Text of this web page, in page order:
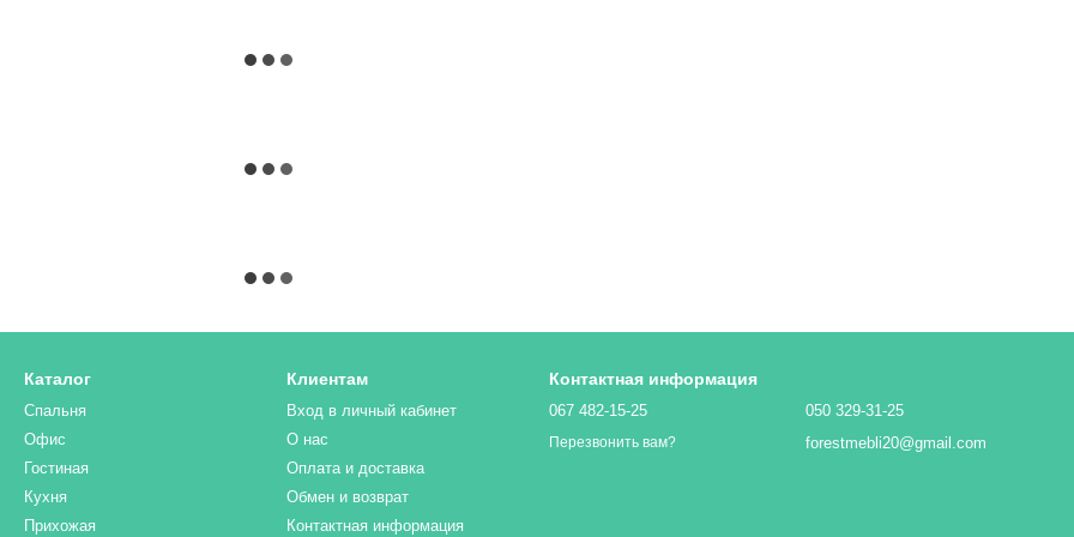
Каталог
Спальня
Офис
Гостиная
Кухня
Прихожая
Клиентам
Вход в личный кабинет
О нас
Оплата и доставка
Обмен и возврат
Контактная информация
Контактная информация
067 482-15-25
Перезвонить вам?
050 329-31-25
forestmebli20@gmail.com